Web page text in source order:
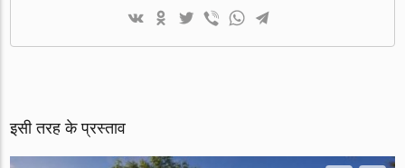
इसी तरह के प्रस्ताव